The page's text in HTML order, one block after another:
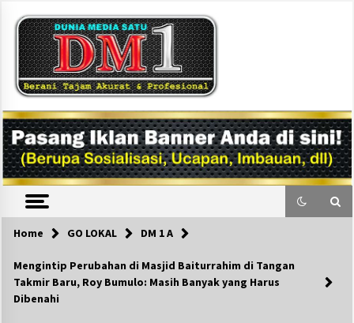
content
DM1
Home GO LOKAL DM 1 A
Mengintip Perubahan di Masjid Baiturrahim di Tangan
Takmir Baru, Roy Bumulo: Masih Banyak yang Harus
Dibenahi